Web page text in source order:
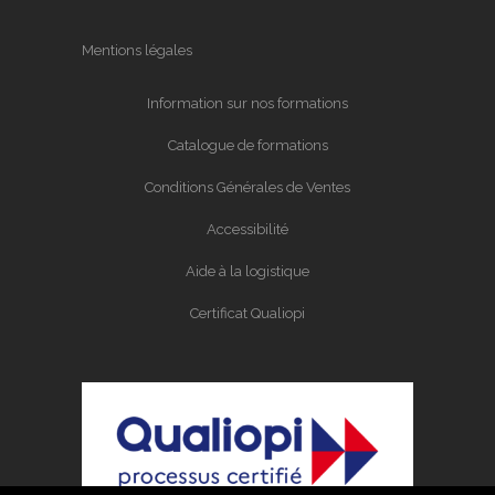
Mentions légales
Information sur nos formations
Catalogue de formations
Conditions Générales de Ventes
Accessibilité
Aide à la logistique
Certificat Qualiopi